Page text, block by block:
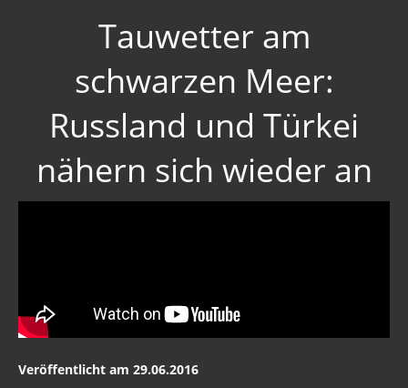
Jason Mason
1. Weltkrieg
Kulturrevolution
New Zealand
China Lake
Hörbücher
Tauwetter am
schwarzen Meer:
Russland und Türkei
nähern sich wieder an
Veröffentlicht am 29.06.2016